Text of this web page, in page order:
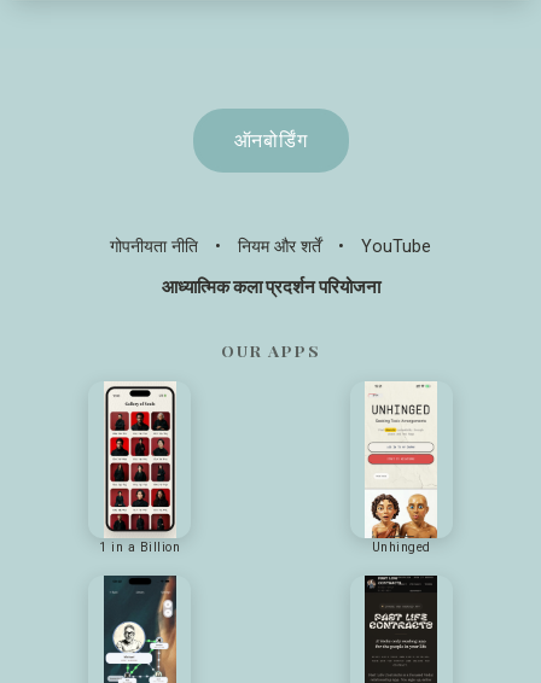
ऑनबोर्डिंग
गोपनीयता नीति • नियम और शर्तें • YouTube
आध्यात्मिक कला प्रदर्शन परियोजना
OUR APPS
1 in a Billion Unhinged